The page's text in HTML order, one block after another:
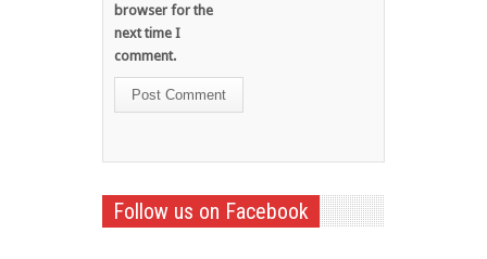
browser for the
next time I
comment.
Follow us on Facebook